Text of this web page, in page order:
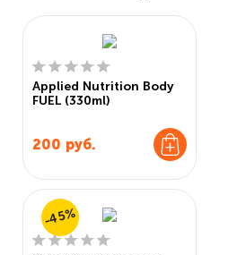
Applied Nutrition Body
FUEL (330ml)
200 руб.
-45%